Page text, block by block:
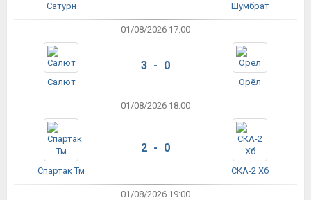
Сатурн Шумбрат
01/08/2026 17:00
Салют
3 - 0
Орёл
01/08/2026 18:00
Спартак Тм
2 - 0
СКА-2 Хб
01/08/2026 19:00